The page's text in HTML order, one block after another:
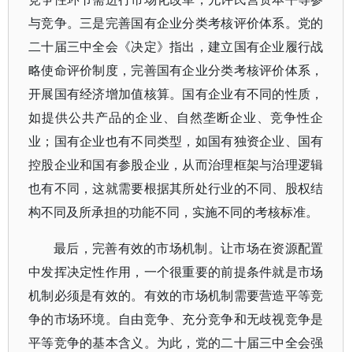
与竞争。三是完善国有企业分类考核评价体系。党的
二十届三中全会《决定》指出，建立国有企业履行战
略使命评价制度，完善国有企业分类考核评价体系，
开展国有经济增加值核算。国有企业有不同的性质，
如提供公共产品的企业、自然垄断企业、竞争性企
业；国有企业也有不同类型，如国有独资企业、国有
控股企业和国有参股企业，从而治理框架与治理逻辑
也有不同，这就需要根据其所处行业的不同、股权结
构不同及所承担的功能不同，实施不同的考核标准。
最后，完善有效的市场机制。让市场在资源配置
中发挥决定性作用，一个很重要的前提条件就是市场
机制必须是有效的。有效的市场机制需要营造平等竞
争的市场环境。自由竞争、充分竞争和无歧视竞争是
平等竞争的基本含义。为此，党的二十届三中全会强